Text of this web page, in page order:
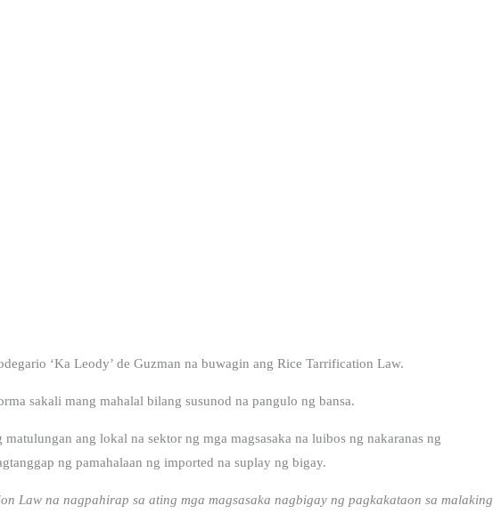
‘Ka Leody’ de Guzman na buwagin ang Rice Tarrification Law.
sakali mang mahalal bilang susunod na pangulo ng bansa.
ang lokal na sektor ng mga magsasaka na luibos ng nakaranas ng
ng pamahalaan ng imported na suplay ng bigay.
Law na nagpahirap sa ating mga magsasaka nagbigay ng pagkakataon sa malaking